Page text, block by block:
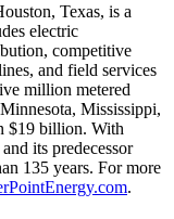
Texas, is a
electric
competitive
and field services
million metered
Minnesota, Mississippi,
$19 billion. With
its predecessor
135 years. For more
.